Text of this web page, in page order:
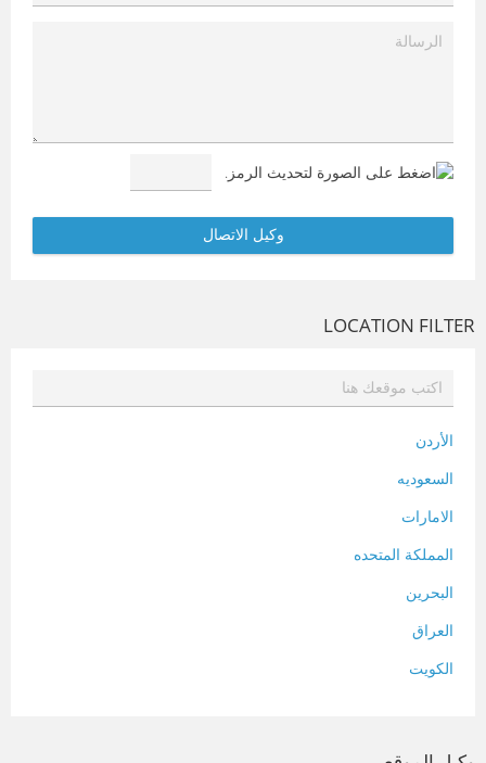
LOCATION FILTER
الأردن
السعوديه
الامارات
المملكة المتحده
البحرين
العراق
الكويت